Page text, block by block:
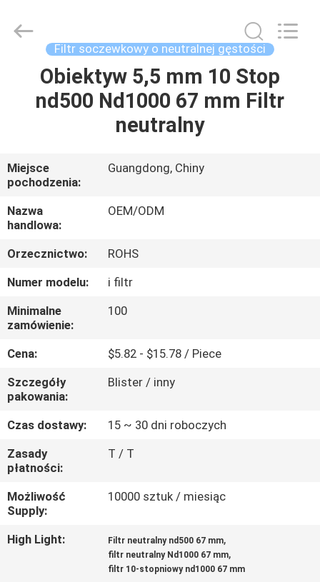
DOM
O
NAS
WYCIECZKA
PO
FABRYCE
KONTROLA
JAKOŚCI
SKONTAKTUJ
SIĘ
Z
NAMI
POPROSIĆ
O
Technology
Ltd..
Filtr soczewkowy o neutralnej gęstości
Obiektyw 5,5 mm 10 Stop
nd500 Nd1000 67 mm Filtr
neutralny
Miejsce
pochodzenia:
Guangdong, Chiny
Nazwa
handlowa:
OEM/ODM
Orzecznictwo:
ROHS
Numer modelu:
i filtr
Minimalne
zamówienie:
100
Cena:
$5.82 - $15.78 / Piece
Szczegóły
pakowania:
Blister / inny
Czas dostawy:
15 ~ 30 dni roboczych
Zasady
płatności:
T / T
Możliwość
Supply:
10000 sztuk / miesiąc
High Light: Filtr neutralny nd500 67 mm,
filtr neutralny Nd1000 67 mm,
filtr 10-stopniowy nd1000 67 mm